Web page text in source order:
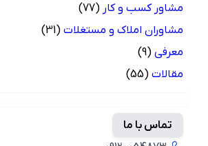
مشاور کسب و کار (77)
مشاوران املاک و مستغلات (31)
معرفی (9)
مقالات (55)
تماس با ما